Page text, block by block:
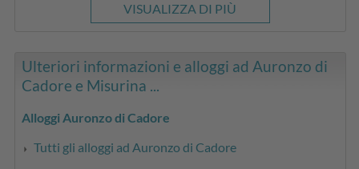
VISUALIZZA DI PIÙ
Ulteriori informazioni e alloggi ad Auronzo di
Cadore e Misurina ...
Alloggi Auronzo di Cadore
Tutti gli alloggi ad Auronzo di Cadore